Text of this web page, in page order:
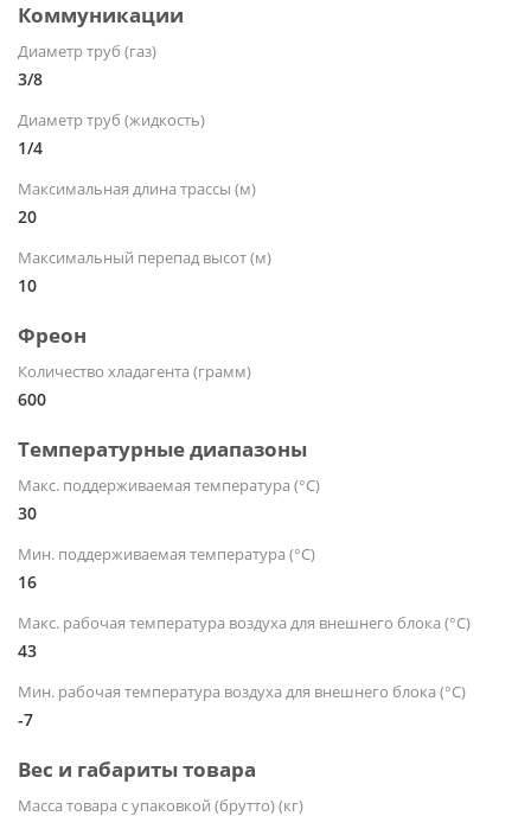
Коммуникации
Диаметр труб (газ)
3/8
Диаметр труб (жидкость)
1/4
Максимальная длина трассы (м)
20
Максимальный перепад высот (м)
10
Фреон
Количество хладагента (грамм)
600
Температурные диапазоны
Макс. поддерживаемая температура (°С)
30
Мин. поддерживаемая температура (°С)
16
Макс. рабочая температура воздуха для внешнего блока (°С)
43
Мин. рабочая температура воздуха для внешнего блока (°С)
-7
Вес и габариты товара
Масса товара с упаковкой (брутто) (кг)